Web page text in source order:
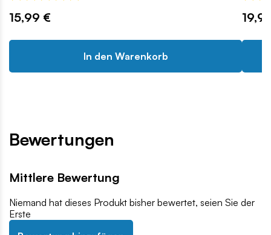
15,99 €
In den Warenkorb
Bewertungen
Mittlere Bewertung
Niemand hat dieses Produkt bisher bewertet, seien Sie der
Erste